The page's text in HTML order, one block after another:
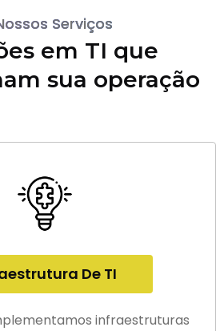
Serviços
em TI que
sua operação
De TI
infraestruturas